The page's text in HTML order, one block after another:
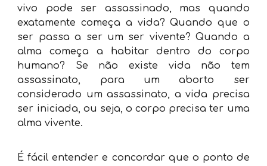
vivo pode ser assassinado, mas quando
exatamente começa a vida? Quando que o
ser passa a ser um ser vivente? Quando a
alma começa a habitar dentro do corpo
humano? Se não existe vida não tem
assassinato, para um aborto ser
considerado um assassinato, a vida precisa
ser iniciada, ou seja, o corpo precisa ter uma
alma vivente.
É fácil entender e concordar que o ponto de